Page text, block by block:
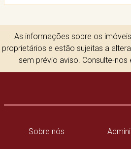
As informações sobre os
proprietários e estão sujeitas a
sem prévio aviso. Consulte-nos
Sobre nós